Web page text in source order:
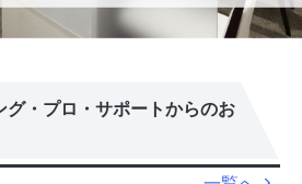
グ・プロ・サポートからのお